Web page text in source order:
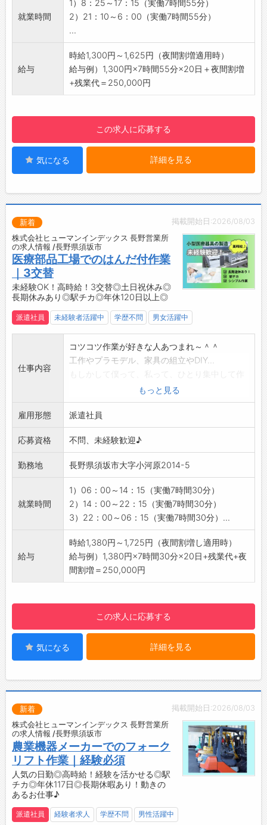
得できます◎
☆----------------------------------------
☆
勤務実績に応じて、給与前払いが可能です◎
簡単申請！簡単受取！日払い即日払い対応！
☆----------------------------------------
◆ご不明点はいつでもご相談ください！
即日対応!!フォロー体制もバッチリ
登録はご自宅からお電話で可能です◎
☆----------------------------------------
☆----------------------------------------
☆
・社員用無料駐車場完備！
・屋根付きの立体駐車場なので雨や雪でも大丈
【職場の環境】
・制服：上着のみ貸与
・ジーンズやパンツなど指定はないので、ラフ
【研修制度・ステップアップ】
・社内設備の説明や安全講習を行い、少しでも
仕事に慣れていただけるよう先輩社員がお声が
けさせていただきます。
【働き方に関して】
・プライベートとメリハリをつけて働けます！
☆----------------------------------------
☆
有給休暇は1時間分、2時間分と時間単位でも取
得できます◎
☆----------------------------------------
☆
勤務実績に応じて、給与前払いが可能です◎
簡単申請！簡単受取！日払い即日払い対応！
即日対応!!フォロー体制もバッチリ
登録はご自宅からお電話で可能です◎
☆
◆職場見学可能！自分が働くイメージができま
す。
みなさまのご応募を心よりお待ちしております
＾＾
☆----------------------------------------
☆
就業時間
1）8：25～17：15（実働7時間55分）
2）21：10～6：00（実働7時間55分）
...
給与
時給1,300円～1,625円（夜間割増適用時）
給与例）1,300円×7時間55分×20日＋夜間割増
+残業代＝250,000円
この求人に応募する
気になる 詳細を見る
掲載開始日:2026/08/03
新着
株式会社ヒューマンインデックス 長野営業所
の求人情報 /長野県須坂市
医療部品工場でのはんだ付作業
｜3交替
未経験OK！高時給！3交替◎土日祝休み◎
長期休みあり◎駅チカ◎年休120日以上◎
派遣社員 未経験者活躍中 学歴不問 男女活躍中
仕事内容
コツコツ作業が好きな人あつまれ～＾＾
工作やプラモデル、家具の組立やDIY…
業する方が好きなのかな？
そんな風に感じたことがあるなら、当社のはん
だ付け作業に面白さを感じてもらえるかも！
まずは、職場に慣れるところから！
徐々に覚えていただくので、未経験の方でも安
心◎◎◎
医療用器具のクリーンルーム内でのはんだ付作
シンプルな作業のお仕事で、ワクワクする毎日
を送りましょう＾＾
【具体的には】
製品を顕微鏡にセットすると、画面に拡大され
た製品が表示されます。
その画面を見ながら製品に極小ハンダボールを
◆製品は小型なので、重量物の取扱いはありま
【未経験OK！】
・機械操作は非常に簡単！
【入社後の流れ】
・機械操作の練習や先輩社員に付いて、仕事を
覚えるところから始まります！
・高時給！夜間割増しもあるのでガッツリ稼げ
ます。
・幅広い世代の方が活躍中！
・弊社の派遣スタッフさんも多数在籍◎
・電車通勤の方専用の就業時間もあるので通い
【設備】
もっと見る
雇用形態 派遣社員
応募資格 不問、未経験歓迎♪
勤務地 長野県須坂市大字小河原2014-5
就業時間
1）06：00～14：15（実働7時間30分）
2）14：00～22：15（実働7時間30分）
3）22：00～06：15（実働7時間30分）...
給与
時給1,380円～1,725円（夜間割増し適用時）
給与例）1,380円×7時間30分×20日+残業代+夜
間割増＝250,000円
この求人に応募する
気になる 詳細を見る
掲載開始日:2026/08/03
新着
株式会社ヒューマンインデックス 長野営業所
の求人情報 /長野県須坂市
農業機器メーカーでのフォーク
リフト作業｜経験必須
人気の日勤◎高時給！経験を活かせる◎駅
チカ◎年休117日◎長期休暇あり！動きの
あるお仕事♪
派遣社員 経験者求人 学歴不問 男性活躍中